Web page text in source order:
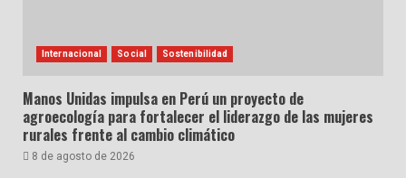
Internacional Social Sostenibilidad
Manos Unidas impulsa en Perú un proyecto de
agroecología para fortalecer el liderazgo de las mujeres
rurales frente al cambio climático
8 de agosto de 2026